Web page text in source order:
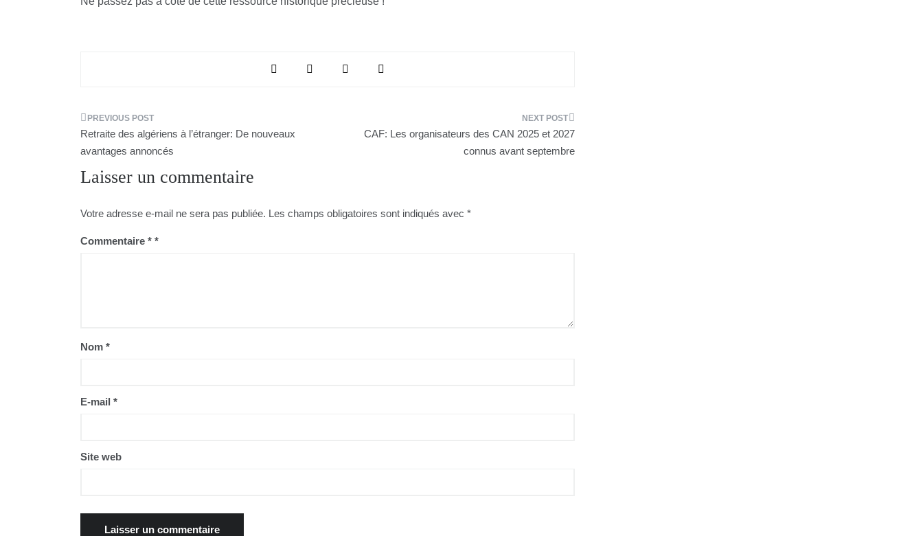
Navigation
de
l’article
Retraite des algériens à l’étranger: De nouveaux
avantages annoncés
CAF: Les organisateurs des CAN 2025 et 2027
connus avant septembre
Laisser un commentaire
Votre adresse e-mail ne sera pas publiée. Les champs obligatoires sont indiqués avec *
Commentaire *
Nom *
E-mail *
Site web